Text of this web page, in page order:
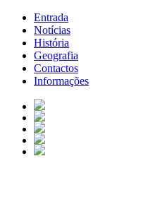
Entrada
Notícias
História
Geografia
Contactos
Informações